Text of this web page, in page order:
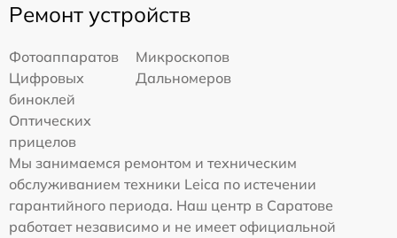
Ремонт устройств
Фотоаппаратов
Микроскопов
Цифровых
биноклей
Дальномеров
Оптических
прицелов
Мы занимаемся ремонтом и техническим
обслуживанием техники Leica по истечении
гарантийного периода. Наш центр в Саратове
работает независимо и не имеет официальной